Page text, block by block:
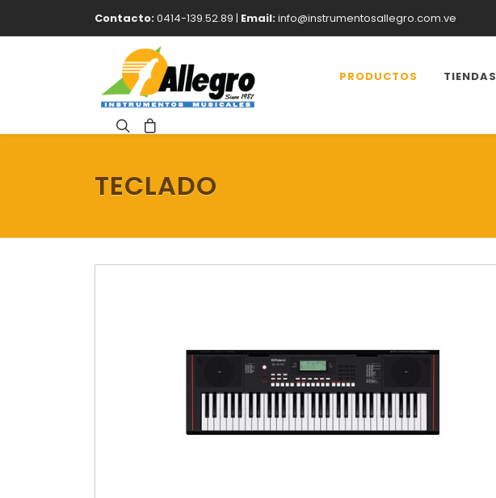
Contacto:0414-139.52.89 | Email:info@instrumentosallegro.com.ve
PRODUCTOS TIENDAS
TECLADO